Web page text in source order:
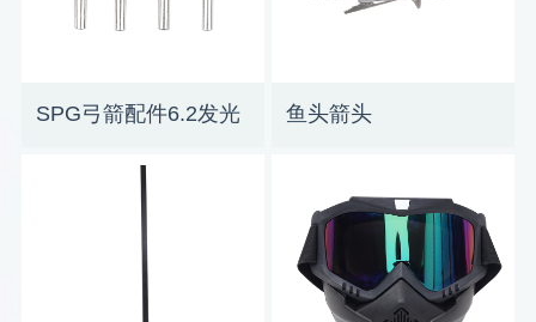
SPG弓箭配件6.2发光
鱼头箭头